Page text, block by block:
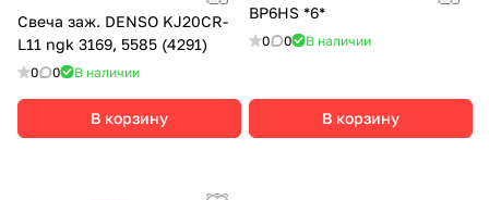
Свеча заж. DENSO KJ20CR-
L11 ngk 3169, 5585 (4291)
0 0 В наличии
В корзину
BP6HS *6*
0 0 В наличии
В корзину